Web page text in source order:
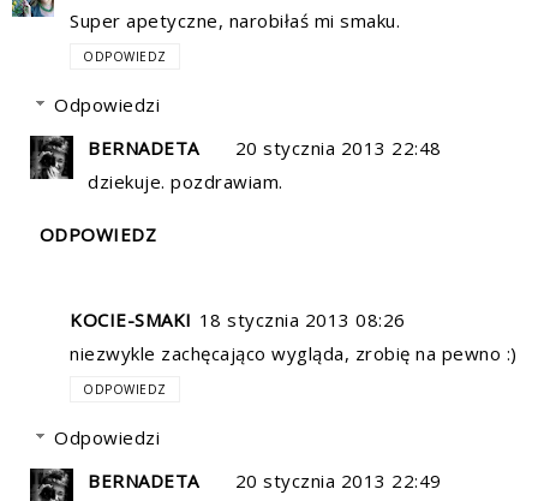
Super apetyczne, narobiłaś mi smaku.
ODPOWIEDZ
Odpowiedzi
BERNADETA
20 stycznia 2013 22:48
dziekuje. pozdrawiam.
ODPOWIEDZ
KOCIE-SMAKI 18 stycznia 2013 08:26
niezwykle zachęcająco wygląda, zrobię na pewno :)
ODPOWIEDZ
Odpowiedzi
BERNADETA
20 stycznia 2013 22:49